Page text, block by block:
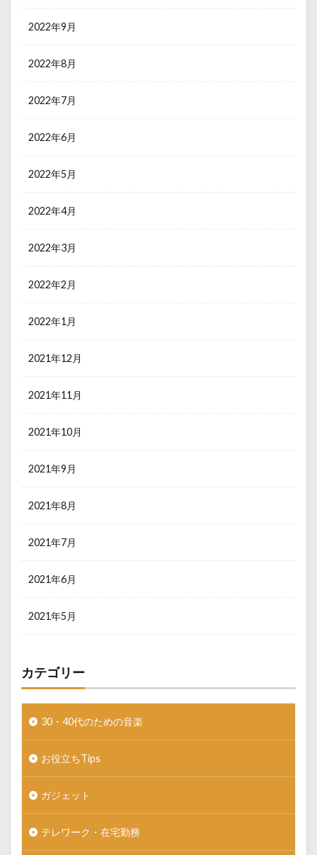
2022年9月
2022年8月
2022年7月
2022年6月
2022年5月
2022年4月
2022年3月
2022年2月
2022年1月
2021年12月
2021年11月
2021年10月
2021年9月
2021年8月
2021年7月
2021年6月
2021年5月
カテゴリー
30・40代のための音楽
お役立ちTips
ガジェット
テレワーク・在宅勤務